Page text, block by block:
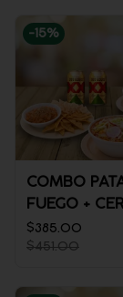
-15%
COMBO
FUEGO +
$385.00
$451.00